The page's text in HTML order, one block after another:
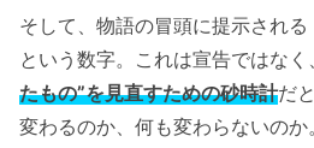
そして、物語の冒頭に提示される
という数字。これは宣告ではなく、
たもの”を見直すための砂時計だ
変わるのか、何も変わらないの